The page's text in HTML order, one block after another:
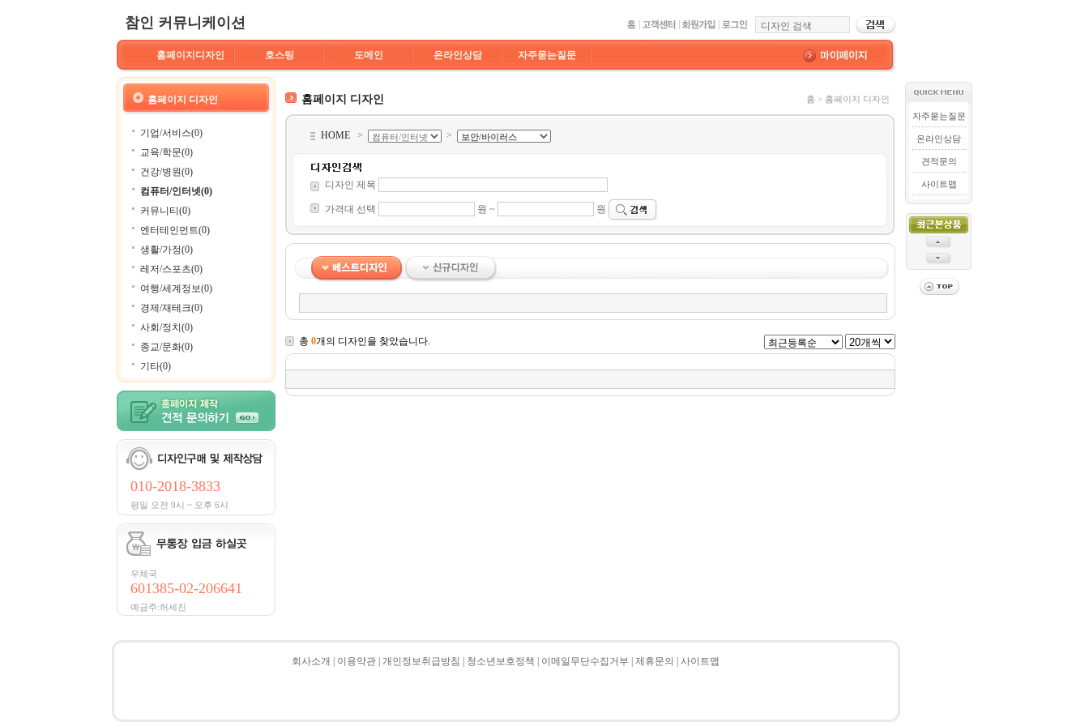
참인 커뮤니케이션
홈페이지디자인 호스팅 도메인 온라인상담 자주묻는질문
홈페이지 디자인
기업/서비스(0)
교육/학문(0)
건강/병원(0)
컴퓨터/인터넷(0)
커뮤니티(0)
엔터테인먼트(0)
생활/가정(0)
레저/스포츠(0)
여행/세계정보(0)
경제/재테크(0)
사회/정치(0)
종교/문화(0)
기타(0)
010-2018-3833
평일 오전 9시 ~ 오후 6시
우체국
601385-02-206641
예금주:허세진
홈페이지 디자인 홈 > 홈페이지 디자인
HOME > >
디자인 제목
가격대 선택 원 ~ 원
총 0개의 디자인을 찾았습니다.
자주묻는질문
온라인상담
견적문의
사이트맵
회사소개 이용약관 개인정보취급방침 청소년보호정책 이메일무단수집거부 제휴문의 사이트맵